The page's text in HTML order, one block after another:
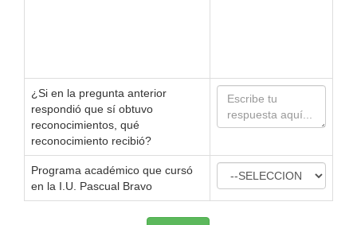
¿Si en la pregunta anterior
respondió que sí obtuvo
reconocimientos, qué
reconocimiento recibió?
Programa académico que cursó
en la I.U. Pascual Bravo